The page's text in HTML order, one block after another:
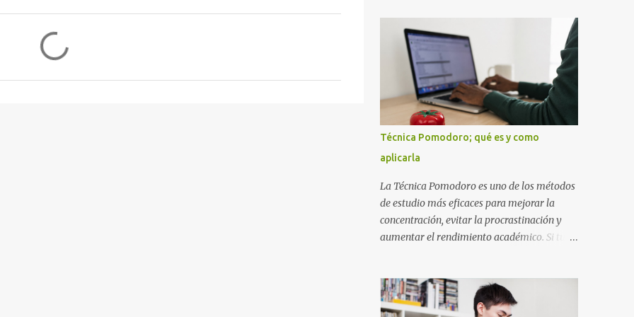
carac...
portada con todos los datos que se necesitan
para presentar durante todo tu ciclo escolar.
Y si tienes amigos también puedes
compartir el enlace de este artículo para que
así como a ti también ellos se puedan guiar
con esta explicación. Los datos esenciales
para una portada para presentar un trabajo
escrito a mano o impreso son los siguientes
y en este orden: Nombre de la escuela o del
instituto (Es muy importante este dato)
Título del trabajo (Puede ser: Ensayo sobre
la lectura, o Informe de computación)
Nombre completo del alumno que va a
maestro o catedrático Ciudad y fecha...
Técnica Pomodoro; qué es y como
aplicarla
La Técnica Pomodoro es uno de los métodos
de estudio más eficaces para mejorar la
concentración, evitar la procrastinación y
aumentar el rendimiento académico. Si tu
cada minuto de estudio sin sentirte agotado.
Técnica Pomodoro: qué es, cómo funciona y